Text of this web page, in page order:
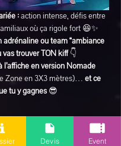
: action intense, défis entre
où ça rigole fort 😆✨
adrénaline ou team “ambiance
vas trouver TON kiff 👇
l’affiche en version Nomade
Zone en 3X3 mètres)… et ce
tu y gagnes 😎
En lire plus >Devis Event